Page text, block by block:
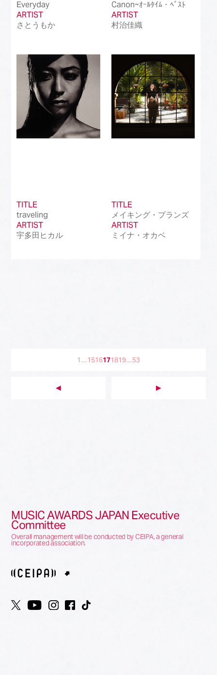
Everyday
ARTIST
さとうもか
Canon~ｵｰﾙﾀｲﾑ・ﾍﾞｽﾄ
ARTIST
村治佳織
TITLE
traveling
ARTIST
宇多田ヒカル
TITLE
メイキング・プランズ
ARTIST
ミイナ・オカベ
◀︎
1…1516171819…53
▶︎
MUSIC AWARDS JAPAN Executive
Committee
Overall management will be conducted by CEIPA, a general
incorporated association.